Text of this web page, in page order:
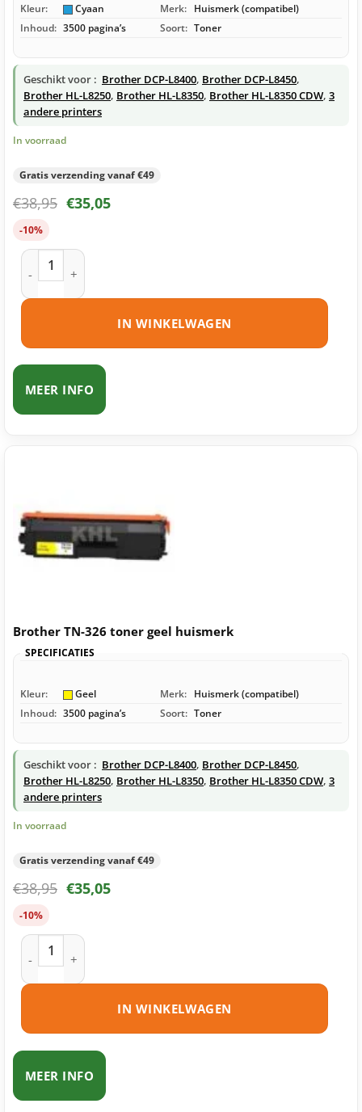
Kleur: Cyaan Merk: Huismerk (compatibel)
Inhoud: 3500 pagina’s Soort: Toner
Geschikt voor : Brother DCP-L8400, Brother DCP-L8450,
Brother HL-L8250, Brother HL-L8350, Brother HL-L8350 CDW, 3
andere printers
In voorraad
Gratis verzending vanaf €49
€38,95 €35,05
-10%
Brother TN-326 toner cyaan huismerk aantal
IN WINKELWAGEN
MEER INFO
Brother TN-326 toner geel huismerk
SPECIFICATIES
Kleur: Geel Merk: Huismerk (compatibel)
Inhoud: 3500 pagina’s Soort: Toner
Geschikt voor : Brother DCP-L8400, Brother DCP-L8450,
Brother HL-L8250, Brother HL-L8350, Brother HL-L8350 CDW, 3
andere printers
In voorraad
Gratis verzending vanaf €49
€38,95 €35,05
-10%
Brother TN-326 toner geel huismerk aantal
IN WINKELWAGEN
MEER INFO